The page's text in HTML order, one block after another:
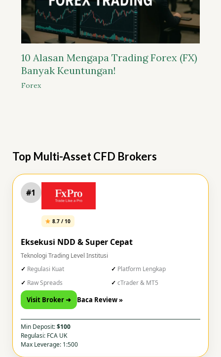
10 Alasan Mengapa Trading Forex (FX)
Banyak Keuntungan!
Forex
Top Multi-Asset CFD Brokers
#1
8.7 / 10
Eksekusi NDD & Super Cepat
Teknologi Trading Level Institusi
Regulasi Kuat
Platform Lengkap
Raw Spreads
cTrader & MT5
Visit Broker ➜ Baca Review »
Min Deposit:$100
Regulasi: FCA UK
Max Leverage: 1:500